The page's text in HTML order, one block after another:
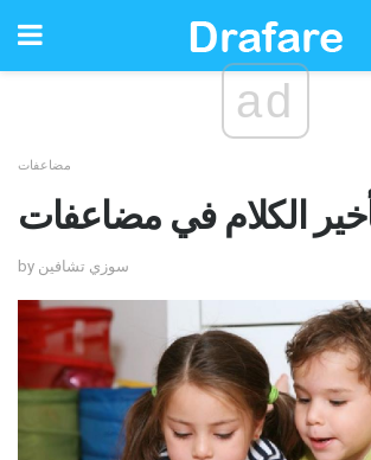
ad
مضاعفات
الكلام في مضاعفات
by سوزي تشافين